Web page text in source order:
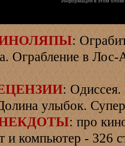
:
Ограбление в Лос-
:
улыбок.
: про
и компьютер - 326